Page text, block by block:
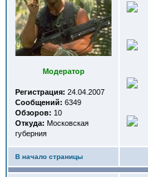
Модератор
Регистрация: 24.04.2007
Сообщений: 6349
Обзоров: 10
Откуда: Московская
губерния
В начало страницы